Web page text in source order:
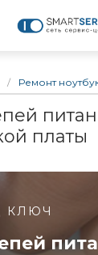
/ Ремонт
платы
КЛЮЧ